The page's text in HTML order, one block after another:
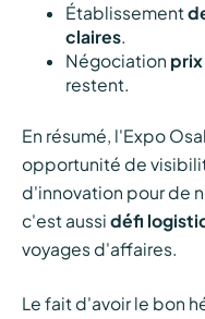
Établissement
claires.
Négociation
restent.
En résumé, l'Expo
opportunité de
d'innovation pour de
c'est aussi défi
voyages d'affaires.
Le fait d'avoir le bon